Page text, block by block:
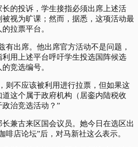
的投诉，学生接指必须出席上述活
视为旷课；然而，据悉，这项活动最
拉票平台。
有出席。他出席官方活动不是问题，
用上述平台呼吁学生投选国阵候选
竞选编号。
则不应该被利用进行拉票，但如果这
这个属于政府机构（居銮内陆税收
治竞选活动？”
兼古来区国会议员。她今日在选区出
啡店论坛”后，对马新社这么表示。